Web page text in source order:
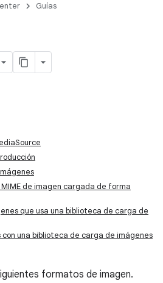
Guías
de imagen cargada de forma
que usa una biblioteca de carga de
una biblioteca de carga de imágenes
formatos de imagen.